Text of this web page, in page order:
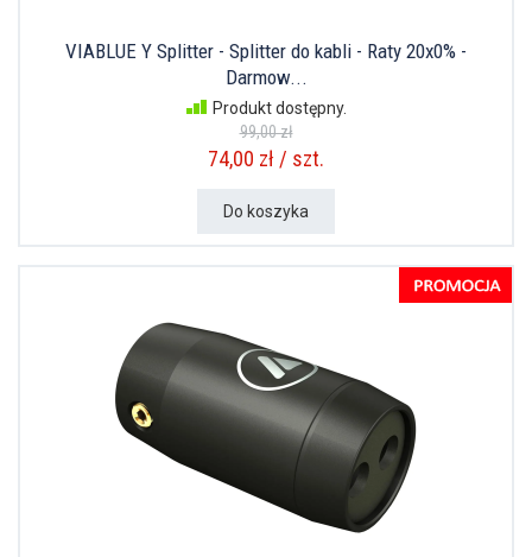
VIABLUE Y Splitter - Splitter do kabli - Raty 20x0% -
Darmow...
Produkt dostępny.
99,00 zł
74,00 zł / szt.
Do koszyka